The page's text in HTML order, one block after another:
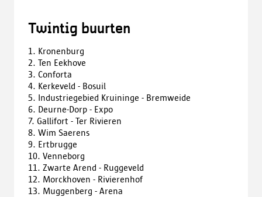
Twintig buurten
1. Kronenburg
2. Ten Eekhove
3. Conforta
4. Kerkeveld - Bosuil
5. Industriegebied Kruininge - Bremweide
6. Deurne-Dorp - Expo
7. Gallifort - Ter Rivieren
8. Wim Saerens
9. Ertbrugge
10. Venneborg
11. Zwarte Arend - Ruggeveld
12. Morckhoven - Rivierenhof
13. Muggenberg - Arena